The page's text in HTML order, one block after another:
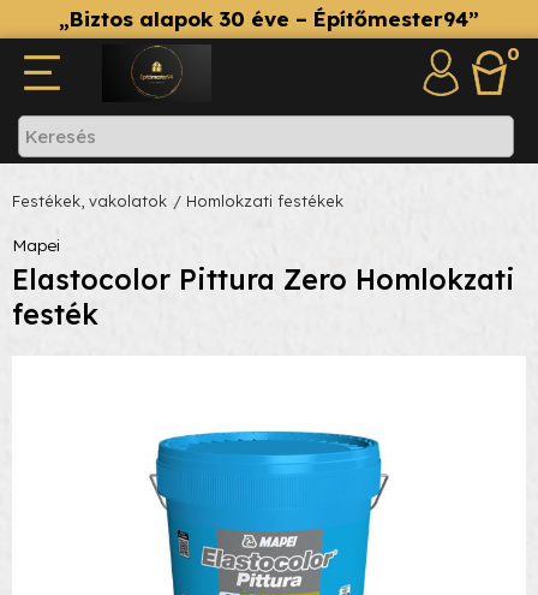
„Biztos alapok 30 éve – Építőmester94”
0
Festékek, vakolatok / Homlokzati festékek
Mapei
Elastocolor Pittura Zero Homlokzati
festék